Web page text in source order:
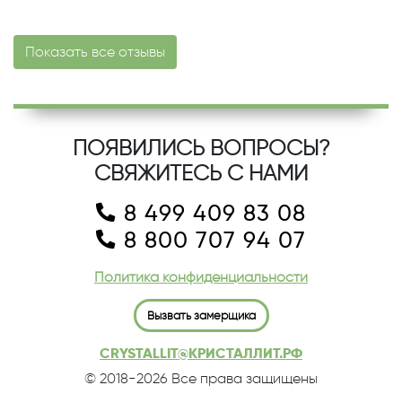
Показать все отзывы
ПОЯВИЛИСЬ ВОПРОСЫ?
СВЯЖИТЕСЬ С НАМИ
8 499 409 83 08
8 800 707 94 07
Политика конфиденциальности
Вызвать замерщика
CRYSTALLIT@КРИСТАЛЛИТ.РФ
© 2018-2026 Все права защищены